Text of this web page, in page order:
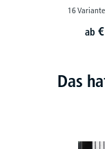
16
ab €
Das